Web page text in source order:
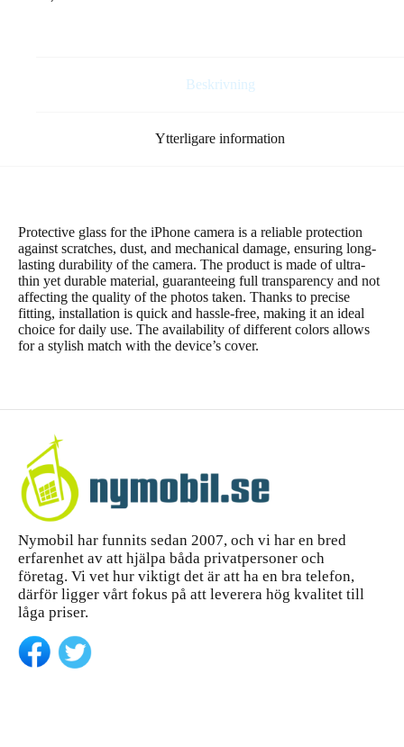
Beskrivning
Ytterligare information
Protective glass for the iPhone camera is a reliable protection
against scratches, dust, and mechanical damage, ensuring long-
lasting durability of the camera. The product is made of ultra-
thin yet durable material, guaranteeing full transparency and not
affecting the quality of the photos taken. Thanks to precise
fitting, installation is quick and hassle-free, making it an ideal
choice for daily use. The availability of different colors allows
for a stylish match with the device’s cover.
Nymobil har funnits sedan 2007, och vi har en bred
erfarenhet av att hjälpa båda privatpersoner och
företag. Vi vet hur viktigt det är att ha en bra telefon,
därför ligger vårt fokus på att leverera hög kvalitet till
låga priser.